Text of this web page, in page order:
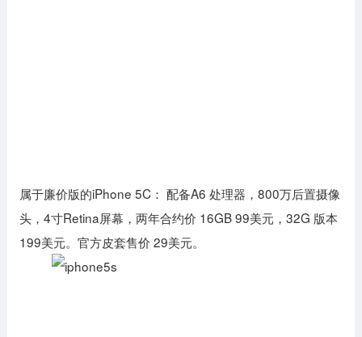
属于廉价版的iPhone 5C： 配备A6 处理器，800万后置摄像
头，4寸Retina屏幕，两年合约价 16GB 99美元，32G 版本
199美元。官方皮套售价 29美元。